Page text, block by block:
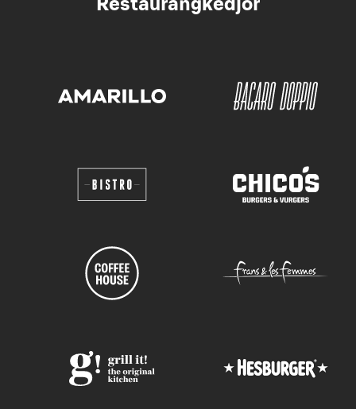
Restaurangkedjor